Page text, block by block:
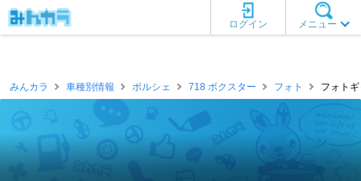
メニュー
ログイン
みんカラ 車種別情報 ポルシェ 718 ボクスター フォト フォト